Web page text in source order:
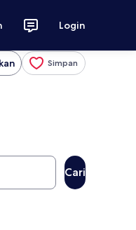
Login
Simpan
Cari